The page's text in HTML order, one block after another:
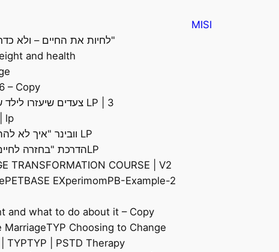
MISI
"לחיות את החיים – ולא
and health.
– Copy
LP | 3 צעדים שיעזרו לילד שלכם להגביר ולחזק את הדימוי והביטחון העצמי שלו.
lp | טיפול בפוסט טראומה
LP וובינר "איך לא להתאכזב כשאנשים לא מבינים אותך מעצמם?"
LPהדרכת "בחזרה לחיים" | לך-לך
TRANSFORMATION COURSE​ | V2
PB-Example-2
perimom
PETBASE EX
and what to do about it – Copy
TYP Choosing to Change
Marriage​
TYP | PSTD TherapyTYP | איך לחזק את הדימוי והביטחון העצמי של הילד שלכם